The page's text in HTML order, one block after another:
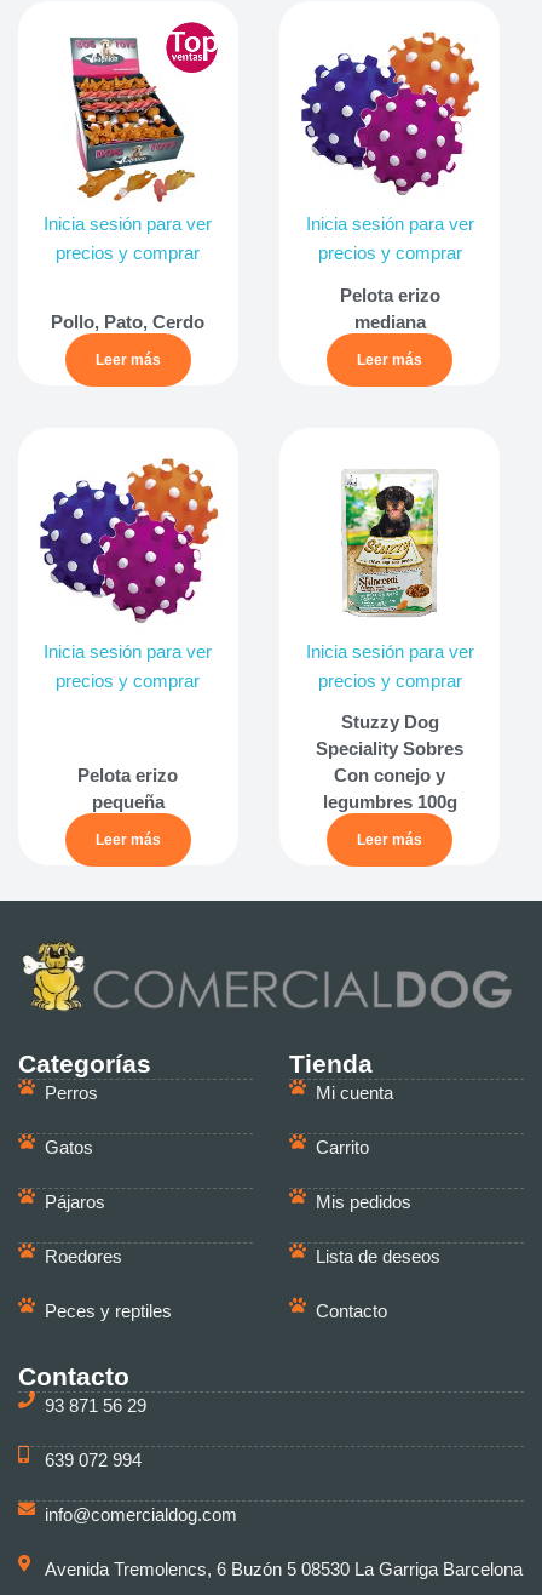
Inicia sesión para ver
precios y comprar
Pollo, Pato, Cerdo
Leer más
Inicia sesión para ver
precios y comprar
Pelota erizo
mediana
Leer más
Inicia sesión para ver
precios y comprar
Pelota erizo
pequeña
Leer más
Inicia sesión para ver
precios y comprar
Stuzzy Dog
Speciality Sobres
Con conejo y
legumbres 100g
Leer más
Categorías
Perros
Gatos
Pájaros
Roedores
Peces y reptiles
Tienda
Mi cuenta
Carrito
Mis pedidos
Lista de deseos
Contacto
Contacto
93 871 56 29
639 072 994
info@comercialdog.com
Avenida Tremolencs, 6 Buzón 5 08530 La Garriga Barcelona